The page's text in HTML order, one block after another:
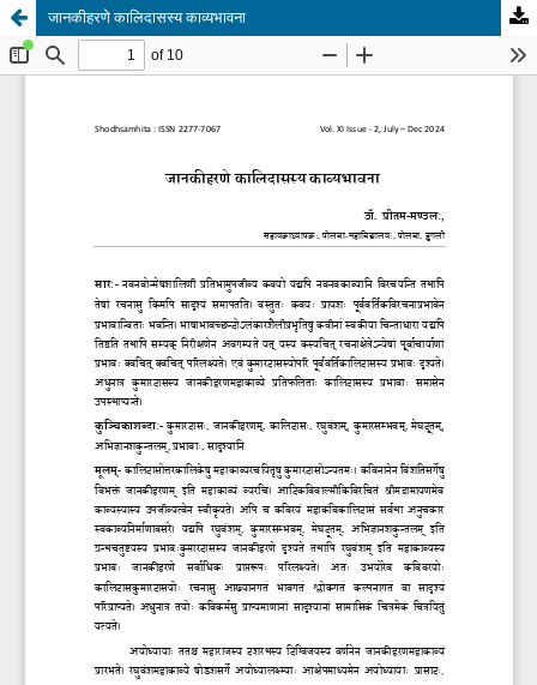
जानकीहरणे कालिदासस्य काव्यभावना